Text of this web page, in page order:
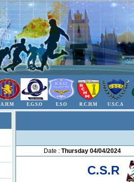
A.H.M E.G.S.O E.S.O R.C.H.M U.S.C.A
Date : Thursday 04/04/2024
C.S.R